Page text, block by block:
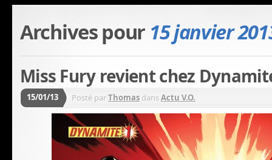
Archives pour 15 janvier
Miss Fury revient chez
15/01/13 Posté parThomas dansActu V.O.